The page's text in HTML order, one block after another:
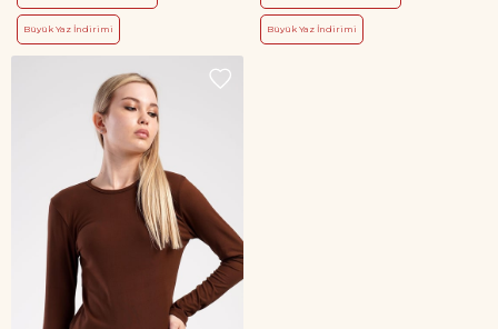
Büyük Yaz İndirimi Büyük Yaz İndirimi